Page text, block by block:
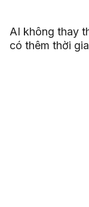
AI không thay
có thêm thời